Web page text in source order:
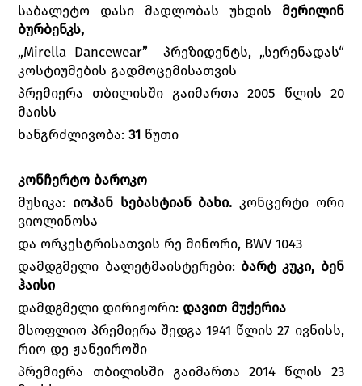
საბალეტო დასი მადლობას უხდის მერილინ
ბურბენკს,
„Mirella Dancewear” პრეზიდენტს, „სერენადას“
კოსტიუმების გადმოცემისათვის
პრემიერა თბილისში გაიმართა 2005 წლის 20
მაისს
ხანგრძლივობა:31 წუთი
კონჩერტო ბაროკო
მუსიკა: იოჰან სებასტიან ბახი. კონცერტი ორი
ვიოლინოსა
და ორკესტრისათვის რე მინორი, BWV 1043
დამდგმელი ბალეტმაისტერები: ბარტ კუკი, ბენ
ჰაისი
დამდგმელი დირიჟორი: დავით მუქერია
მსოფლიო პრემიერა შედგა 1941 წლის 27 ივნისს,
რიო დე ჟანეიროში
პრემიერა თბილისში გაიმართა 2014 წლის 23